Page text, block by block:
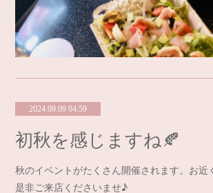
2024.09.09 04:59
初秋を感じますね🍂
秋のイベントがたくさん開催されます。お近
是非ご来店くださいませ♪